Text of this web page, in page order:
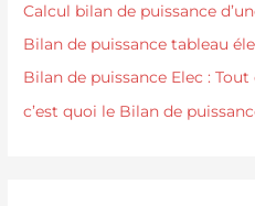
Calcul bilan de puissance
Bilan de puissance tableau
Bilan de puissance Elec :
c’est quoi le Bilan de